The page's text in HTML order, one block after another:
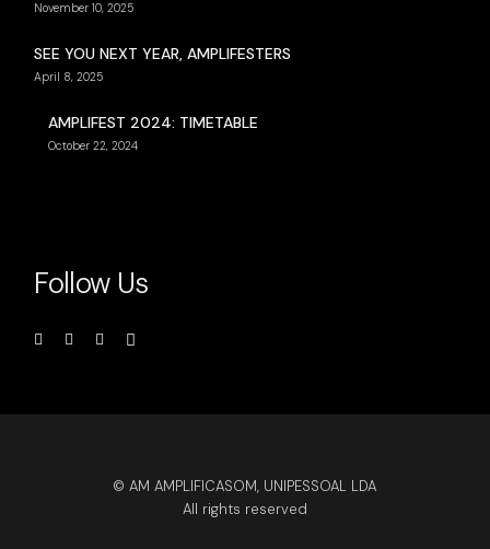
November 10, 2025
SEE YOU NEXT YEAR, AMPLIFESTERS
April 8, 2025
AMPLIFEST 2024: TIMETABLE
October 22, 2024
Follow Us
© AM AMPLIFICASOM, UNIPESSOAL LDA
All rights reserved